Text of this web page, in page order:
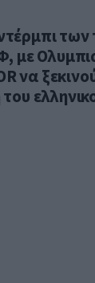
των
με
να